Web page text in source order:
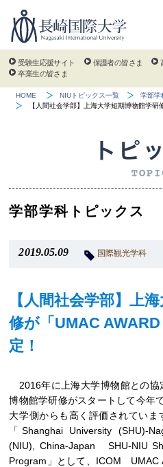
受験生応援サイト 保護者の皆さま
卒業生の皆さま
HOME NIUトピックス一覧
学部学
【人間社会学部】上海大学短期博物館学研
学部学科トピックス
2019.05.09 国際観光学科
【人間社会学部】上
修が「UMAC
定！
2016年に上海大学博物館との協
博物館学研修がスタートして今年
大学側からも高く評価されてい
「Shanghai University (SHU)-
(NIU), China-Japan SHU-NIU
Program」として、ICOM UMAC